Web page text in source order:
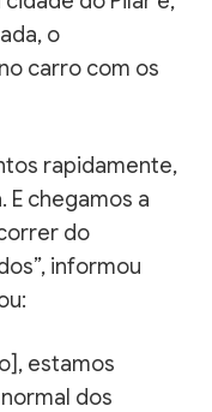
o
carro com os
rapidamente,
E chegamos a
do
informou
estamos
dos